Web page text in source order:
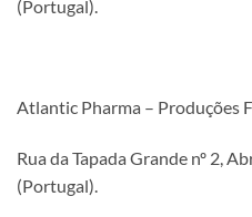
(Portugal).
Atlantic Pharma – Produções
Rua da Tapada Grande nº 2,
(Portugal).